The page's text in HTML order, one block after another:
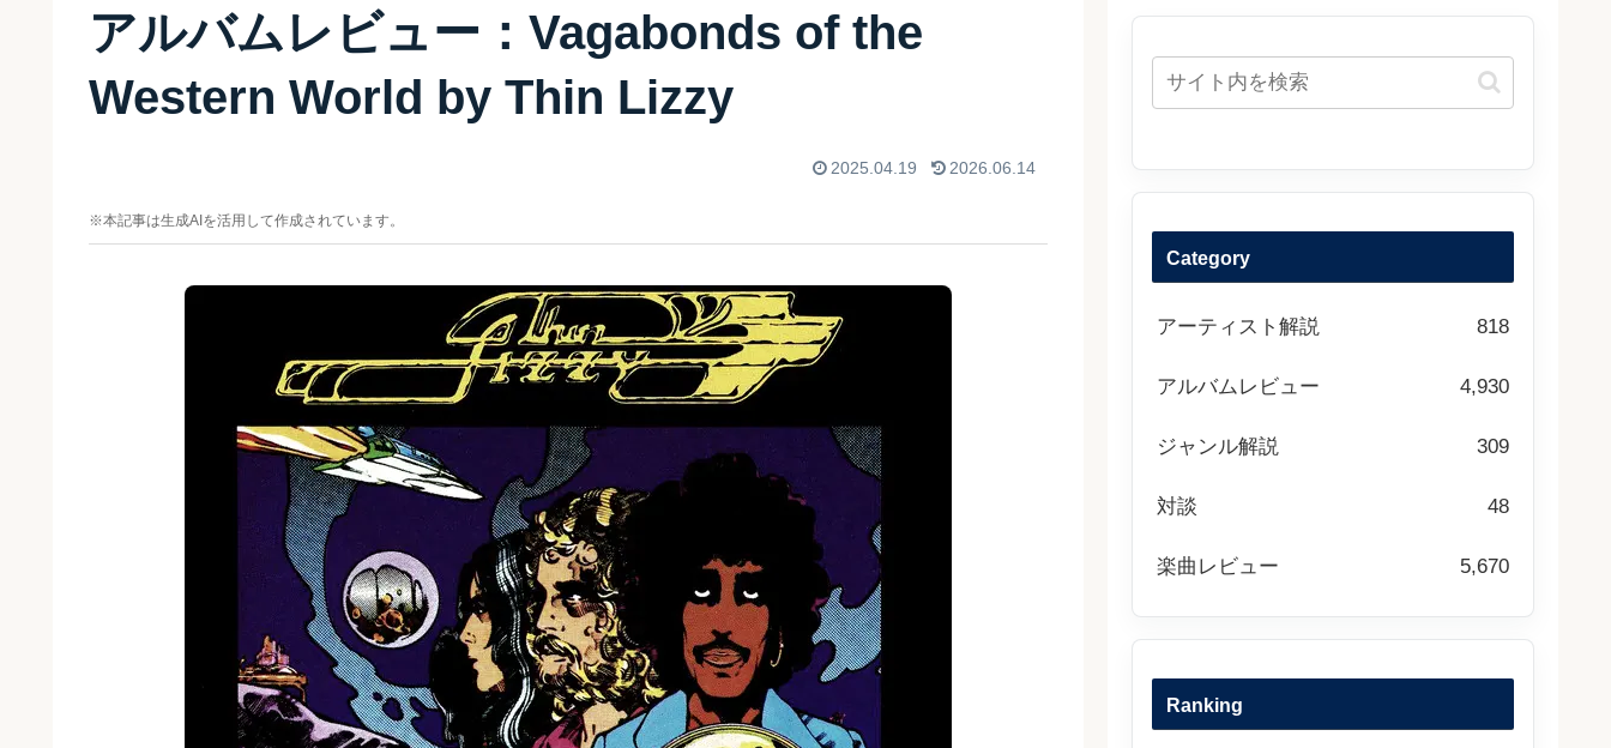
アルバムレビュー：Vagabonds of the
Western World by Thin Lizzy
2025.04.19 2026.06.14
※本記事は生成AIを活用して作成されています。
Category
アーティスト解説 818
アルバムレビュー 4,930
ジャンル解説 309
対談 48
楽曲レビュー 5,670
Ranking